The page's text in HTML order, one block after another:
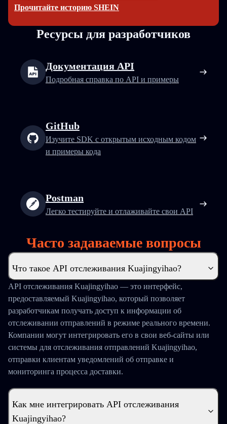
Прочитайте историю SHEIN
Ресурсы для разработчиков
Документация API
Подробная справка по API и примеры
GitHub
Изучите SDK с открытым исходным кодом
и примеры кода
Postman
Легко тестируйте и отлаживайте свои API
Часто задаваемые вопросы
Что такое API отслеживания Kuajingyihao?
API отслеживания Kuajingyihao — это интерфейс,
предоставляемый Kuajingyihao, который позволяет
разработчикам получать доступ к информации об
отслеживании отправлений в режиме реального времени.
Компании могут интегрировать его в свои веб-сайты или
системы для отслеживания отправлений Kuajingyihao,
отправки клиентам уведомлений об отправке и
мониторинга процесса доставки.
Как мне интегрировать API отслеживания
Kuajingyihao?